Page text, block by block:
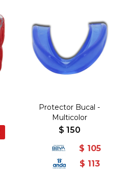
Protector Bucal -
Multicolor
$ 150
$ 105
$ 113